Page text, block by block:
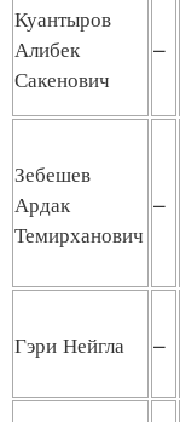
Куантыров
Алибек
Сакенович
–
Зебешев
Ардак
Темирханович
–
Гэри Нейгла –